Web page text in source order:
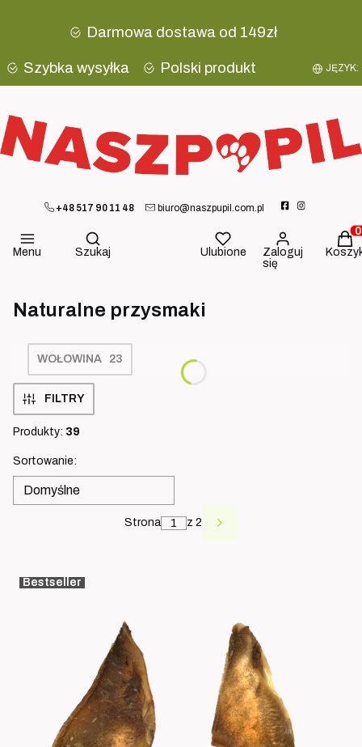
Darmowa dostawa od 149zł
Szybka wysyłka Polski produkt JĘZYK:
+48 517 90 11 48 biuro@naszpupil.com.pl
Menu
Otwórz wyszukiwarkę
Szukaj Ulubione
Zaloguj
się
Naturalne przysmaki
WOŁOWINA 23
FILTRY
Produkty: 39
Lista produktów
Sortowanie:
Domyślne
Strona z 2 NASTĘPNE
Bestseller